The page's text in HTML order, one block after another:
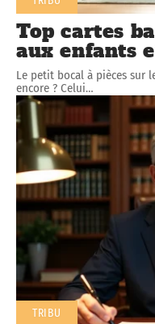
Top cartes
aux enfants
Le petit bocal à pièces sur
encore ? Celui…
TRIBU